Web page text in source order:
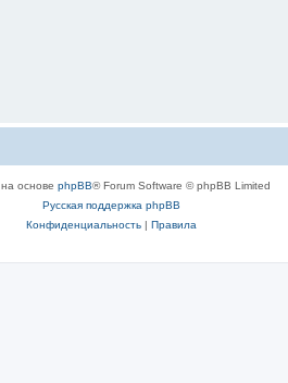
основе phpBB® Forum Software © phpBB Limited
Русская поддержка phpBB
Конфиденциальность| Правила